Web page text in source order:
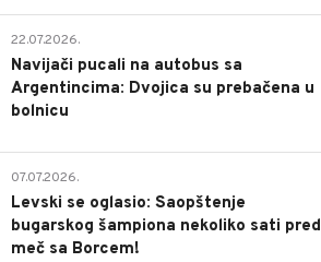
22.07.2026.
Navijači pucali na autobus sa
Argentincima: Dvojica su prebačena u
bolnicu
07.07.2026.
Levski se oglasio: Saopštenje
bugarskog šampiona nekoliko sati pred
meč sa Borcem!